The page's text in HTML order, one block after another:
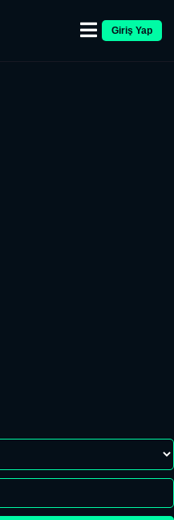
Giriş Yap